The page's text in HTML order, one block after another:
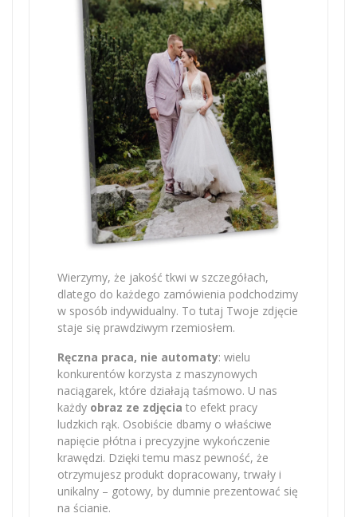
Wierzymy, że jakość tkwi w szczegółach,
dlatego do każdego zamówienia podchodzimy
w sposób indywidualny. To tutaj Twoje zdjęcie
staje się prawdziwym rzemiosłem.
Ręczna praca, nie automaty: wielu
konkurentów korzysta z maszynowych
naciągarek, które działają taśmowo. U nas
każdy obraz ze zdjęcia to efekt pracy
ludzkich rąk. Osobiście dbamy o właściwe
napięcie płótna i precyzyjne wykończenie
krawędzi. Dzięki temu masz pewność, że
otrzymujesz produkt dopracowany, trwały i
unikalny – gotowy, by dumnie prezentować się
na ścianie.